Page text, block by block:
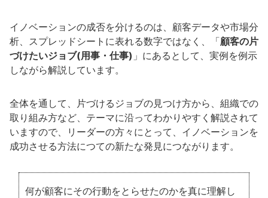
イノベーションの成否を分けるのは、顧客データや市場分
析、スプレッドシートに表れる数字ではなく、「顧客の片
づけたいジョブ(用事・仕事) 」にあるとして、実例を例示
しながら解説しています。
全体を通して、片づけるジョブの見つけ方から、組織での
取り組み方など、テーマに沿ってわかりやすく解説されて
いますので、リーダーの方々にとって、イノベーションを
成功させる方法につての新たな発見につながります。
何が顧客にその行動をとらせたのかを真に理解し